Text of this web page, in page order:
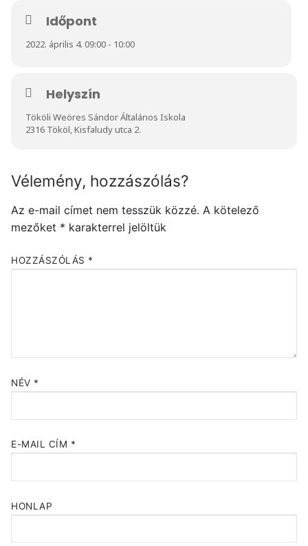
Időpont
2022. április 4. 09:00 - 10:00
Helyszín
Tököli Weöres Sándor Általános Iskola
2316 Tököl, Kisfaludy utca 2.
Vélemény, hozzászólás?
Az e-mail címet nem tesszük közzé. A kötelező
mezőket * karakterrel jelöltük
HOZZÁSZÓLÁS *
NÉV *
E-MAIL CÍM *
HONLAP